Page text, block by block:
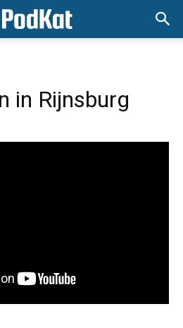
in Rijnsburg